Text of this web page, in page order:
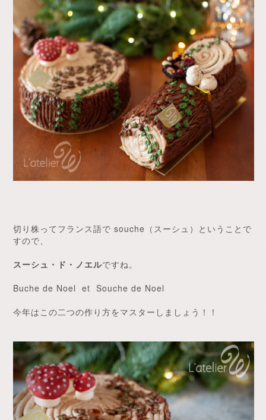
切り株ってフランス語で souche（スーシュ）ということで
すので、
スーシュ・ド・ノエルですね。
Buche de Noel et Souche de Noel
今年はこの二つの作り方をマスターしましょう！！